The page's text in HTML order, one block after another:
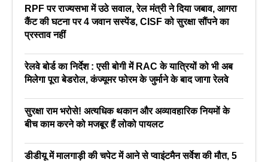
RPF पर राज्यसभा में उठे सवाल, रेल मंत्री ने दिया जबाव, आगरा
कैंट की घटना पर 4 जवान सस्पेंड, CISF को सुरक्षा सौंपने का
प्रस्ताव नहीं
रेलवे बोर्ड का निर्देश : एसी बोगी में RAC के यात्रियों को भी अब
मिलेगा पूरा बेडरोल, कंज्यूमर फोरम के जुर्माने के बाद जागा रेलवे
सुरक्षा राम भरोसे! अत्यधिक थकान और अव्यावहारिक नियमों के
बीच काम करने को मजबूर हैं लोको पायलट
डीडीयू में मालगाड़ी की चपेट में आने से प्वाइंटमैन सर्वेश की मौत, 5